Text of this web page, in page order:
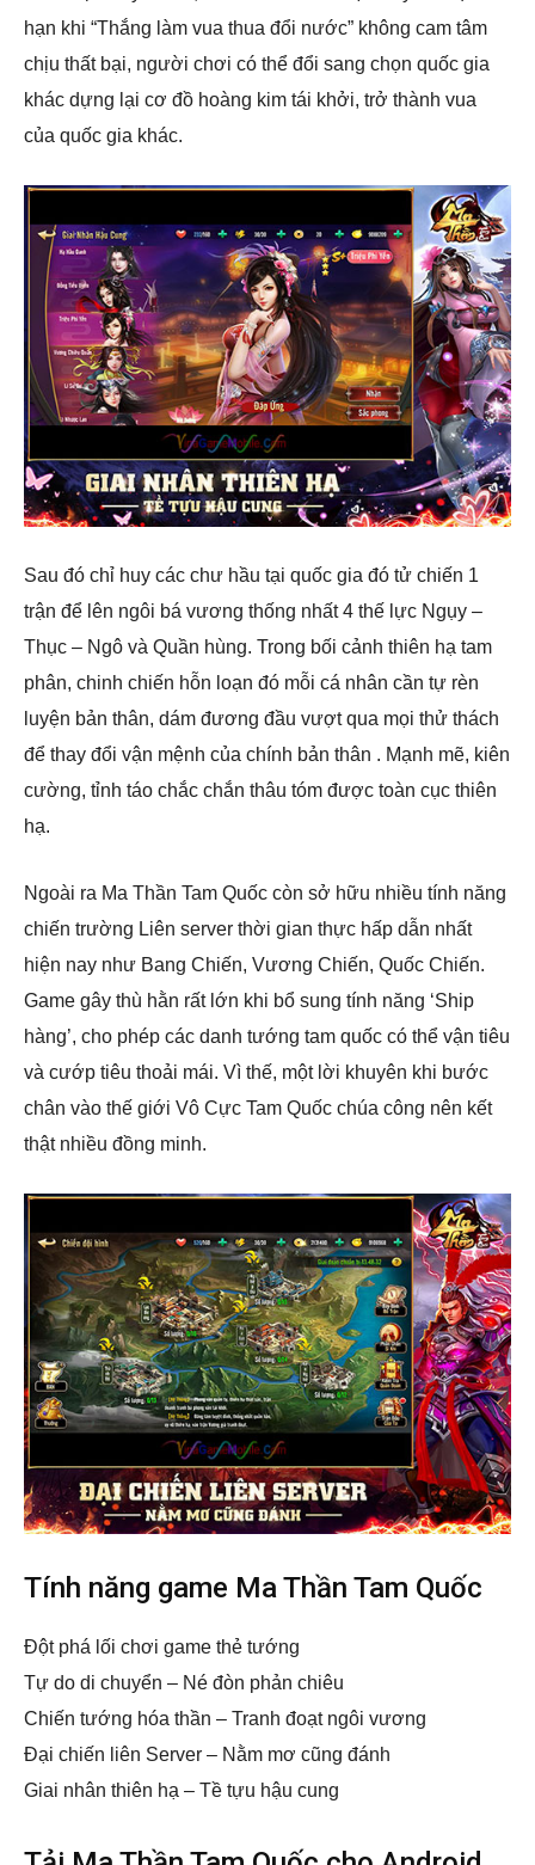
hạn khi “Thắng làm vua thua đổi nước” không cam tâm
chịu thất bại, người chơi có thể đổi sang chọn quốc gia
khác dựng lại cơ đồ hoàng kim tái khởi, trở thành vua
của quốc gia khác.
​Sau đó chỉ huy các chư hầu tại quốc gia đó tử chiến 1
trận để lên ngôi bá vương thống nhất 4 thế lực Ngụy –
Thục – Ngô và Quần hùng. Trong bối cảnh thiên hạ tam
phân, chinh chiến hỗn loạn đó mỗi cá nhân cần tự rèn
luyện bản thân, dám đương đầu vượt qua mọi thử thách
để thay đổi vận mệnh của chính bản thân . Mạnh mẽ, kiên
cường, tỉnh táo chắc chắn thâu tóm được toàn cục thiên
hạ.
Ngoài ra Ma Thần Tam Quốc còn sở hữu nhiều tính năng
chiến trường Liên server thời gian thực hấp dẫn nhất
hiện nay như Bang Chiến, Vương Chiến, Quốc Chiến.
Game gây thù hằn rất lớn khi bổ sung tính năng ‘Ship
hàng’, cho phép các danh tướng tam quốc có thể vận tiêu
và cướp tiêu thoải mái. Vì thế, một lời khuyên khi bước
chân vào thế giới Vô Cực Tam Quốc chúa công nên kết
thật nhiều đồng minh.
Tính năng game Ma Thần Tam Quốc
Đột phá lối chơi game thẻ tướng
Tự do di chuyển – Né đòn phản chiêu
Chiến tướng hóa thần – Tranh đoạt ngôi vương
Đại chiến liên Server – Nằm mơ cũng đánh
Giai nhân thiên hạ – Tề tựu hậu cung